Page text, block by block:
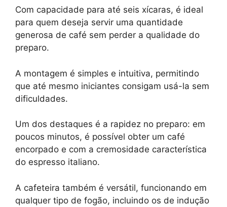
Com capacidade para até seis xícaras, é ideal
para quem deseja servir uma quantidade
generosa de café sem perder a qualidade do
preparo.
A montagem é simples e intuitiva, permitindo
que até mesmo iniciantes consigam usá-la sem
dificuldades.
Um dos destaques é a rapidez no preparo: em
poucos minutos, é possível obter um café
encorpado e com a cremosidade característica
do espresso italiano.
A cafeteira também é versátil, funcionando em
qualquer tipo de fogão, incluindo os de indução